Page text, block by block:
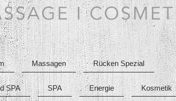
Massagen Rücken Spezial
SPA SPA Energie Kosmetik